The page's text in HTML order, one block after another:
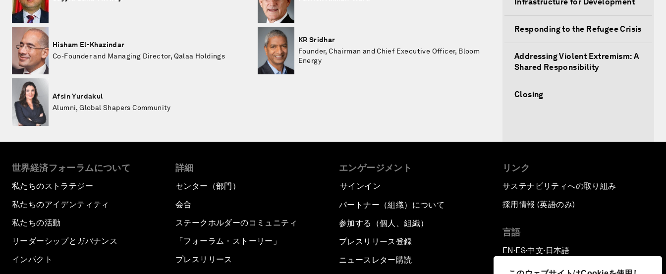
Hisham El-Khazindar
Co-Founder and Managing Director, Qalaa Holdings
KR Sridhar
Founder, Chairman and Chief Executive Officer, Bloom
Energy
Afsin Yurdakul
Alumni, Global Shapers Community
Responding to the Refugee Crisis
Addressing Violent Extremism: A
Shared Responsibility
Closing
世界経済フォーラムについて
私たちのストラテジー
私たちのアイデンティティ
私たちの活動
リーダーシップとガバナンス
インパクト
詳細
センター（部門）
会合
ステークホルダーのコミュニティ
「フォーラム・ストーリー」
プレスリリース
エンゲージメント
サインイン
パートナー（組織）について
参加する（個人、組織）
プレスリリース登録
ニュースレター購読
リンク
サステナビリティへの取り組み
採用情報 (英語のみ)
言語
EN ▪ES▪中文▪ 日本語